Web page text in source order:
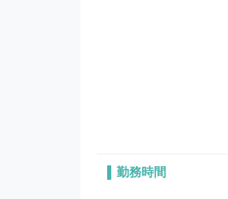
勤務時間